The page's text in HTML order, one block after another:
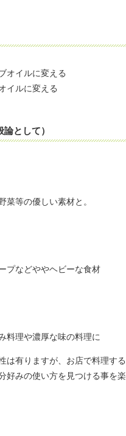
オイルに変える
イルに変える
として）
菜等の優しい素材と。
プなどややヘビーな食材
料理や濃厚な味の料理に
は有りますが、お店で料理する
好みの使い方を見つける事を楽